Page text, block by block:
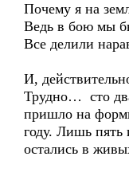
Почему я на
Ведь в бою мы
Все делили
И,
Трудно… сто
пришло на
году. Лишь пять
остались в